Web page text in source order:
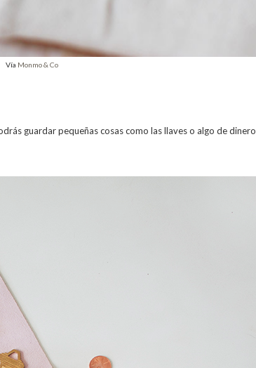
Vía Monmo & Co
guardar pequeñas cosas como las llaves o algo de dinero